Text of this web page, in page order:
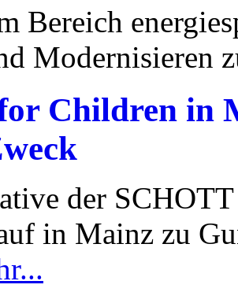
Bereich
Modernisieren
Children in
der
in Mainz zu